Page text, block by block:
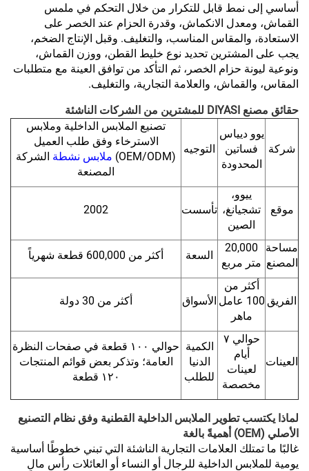
أساسي إلى نمط قابل للتكرار من خلال التحكم في ملمس
القماش، ومعدل الانكماش، وقدرة الحزام عند الخصر على
الاستعادة، والمقاس المناسب، والتغليف. وقبل الإنتاج الضخم،
يجب على المشترين تحديد نوع خليط القطن، ووزن القماش،
ونوعية ليونة حزام الخصر، ثم التأكد من توافق العينة مع متطلبات
المقاس، والقماش، والعلامة التجارية، والتغليف.
حقائق مصنع DIYASI للمشترين من الشركات الناشئة
شركة
يوو ديياس
فساتين
المحدودة
التوجيه
تصنيع الملابس الداخلية وملابس
الاسترخاء وفق طلب العميل
(OEM/ODM)
ملابس نشطة الشركة
المصنعة
موقع
ييوو،
تشجيانغ،
الصين
تأسست 2002
مساحة
المصنع
20,000
متر مربع
السعة أكثر من 600,000 قطعة شهرياً
الفريق
أكثر من
100 عامل
ماهر
الأسواق أكثر من 30 دولة
العينات
حوالي ٧
أيام
لعينات
مخصصة
الكمية
الدنيا
للطلب
حوالي ١٠٠ قطعة في صفحات النظرة
العامة؛ وتذكر بعض قوائم المنتجات
١٢٠ قطعة
لماذا يكتسب تطوير الملابس الداخلية القطنية وفق نظام التصنيع
الأصلي (OEM) أهميةً بالغة
غالبًا ما تمتلك العلامات التجارية الناشئة التي تبني خطوطًا أساسية
يومية للملابس الداخلية للرجال أو النساء أو العائلات رأس مالٍ